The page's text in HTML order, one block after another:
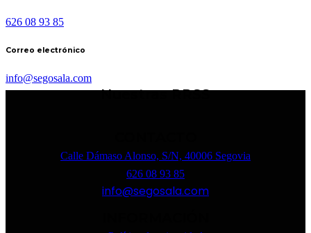
626 08 93 85
Correo electrónico
info@segosala.com
Nuestras RRSS
Calle Dámaso Alonso, S/N, 40006 Segovia
626 08 93 85
info@segosala.com